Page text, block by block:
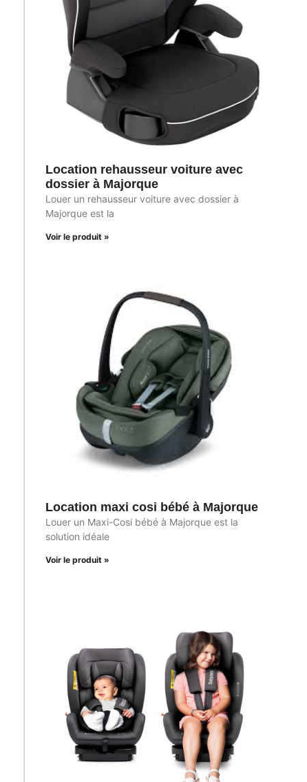
Location rehausseur voiture avec
dossier à Majorque
Louer un rehausseur voiture avec dossier à
Majorque est la
Voir le produit »
Location maxi cosi bébé à Majorque
Louer un Maxi-Cosi bébé à Majorque est la
solution idéale
Voir le produit »